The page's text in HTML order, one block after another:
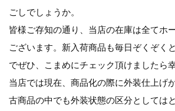
ごしでしょうか。
皆様ご存知の通り、当店の在庫は全てホ
ございます。新入荷商品も毎日ぞくぞく
でぜひ、こまめにチェック頂けましたら
当店では現在、商品化の際に外装仕上げ
古商品の中でも外装状態の区分としては